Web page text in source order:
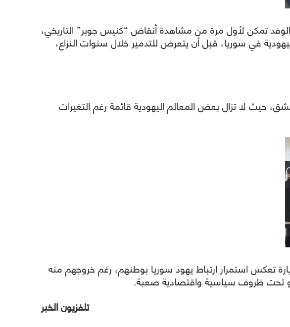
تمكن لأول مرة من مشاهدة أنقاض “كنيس جوبر” التاريخي،
في سوريا، قبل أن يتعرض للتدمير خلال سنوات النزاع،
حيث لا تزال بعض المعالم اليهودية قائمة رغم التغيرات
تعكس استمرار ارتباط يهود سوريا بوطنهم، رغم خروجهم منه
تحت ظروف سياسية واقتصادية صعبة.
تلفزيون الخبر